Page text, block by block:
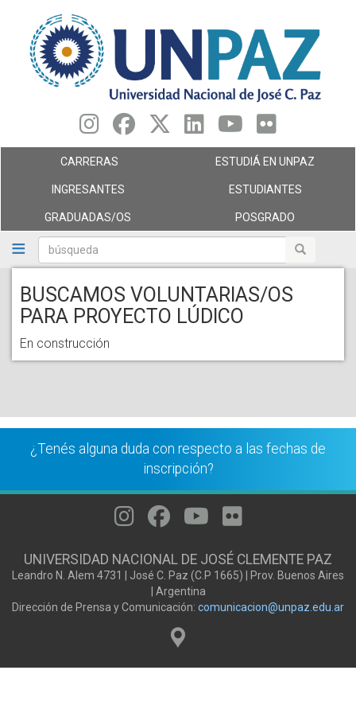
contenido
principal
búsqueda búsqueda
CARRERAS ESTUDIÁ EN UNPAZ
INGRESANTES ESTUDIANTES
GRADUADAS/OS POSGRADO
BUSCAMOS VOLUNTARIAS/OS
PARA PROYECTO LÚDICO
En construcción
¿Tenés alguna duda con respecto a las fechas de
inscripción?
UNIVERSIDAD NACIONAL DE JOSÉ CLEMENTE PAZ
Leandro N. Alem 4731 | José C. Paz (C.P 1665) | Prov. Buenos Aires
| Argentina
Dirección de Prensa y Comunicación: comunicacion@unpaz.edu.ar